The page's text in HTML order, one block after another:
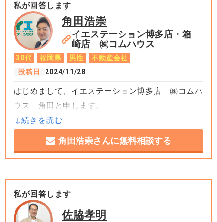
私が回答します
角田浩崇
イエステーション博多店・箱
崎店 ㈱コムハウス
30代 福岡県 男性
不動産会社
投稿日
2024/11/28
はじめまして、イエステーション博多店 ㈱コムハ
ウス 角田と申します。
マンション投資を始める際、金利上昇や人口減少と
いったリスクを意識するのは非常に重要です。これ
選び次第でリスクを最小限に抑えることが可能で
す。以下に、リスクへの対処法と成功のためのヒン
トをまとめました。
角田浩崇さんに無料相談する
私が回答します
佐脇孝明